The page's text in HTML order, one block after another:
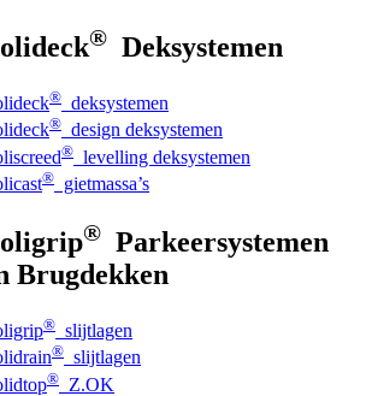
® Deksystemen
® deksystemen
® design deksystemen
® levelling deksystemen
® gietmassa’s
® Parkeersystemen
Brugdekken
® slijtlagen
® slijtlagen
® Z.OK